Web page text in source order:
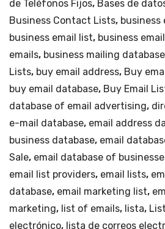
de Teléfonos Fijos, Bases de
Business Contact Lists, business
business email list, business
emails, business mailing database
Lists, buy email address, Buy
buy email database, Buy Email
database of email advertising,
e-mail database, email address
business database, email
Sale, email database of
email list providers, email lists,
database, email marketing list,
marketing, list of emails, lista,
electrónico, lista de correos